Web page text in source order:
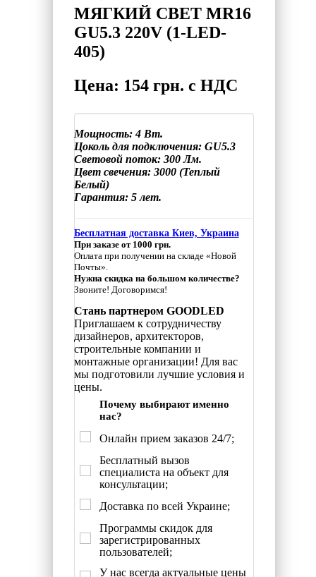
МЯГКИЙ СВЕТ MR16
GU5.3 220V (1-LED-
405)
Цена: 154 грн. с НДС
Мощность: 4 Вт.
Цоколь для подключения: GU5.3
Световой поток: 300 Лм.
Цвет свечения: 3000 (Теплый
Белый)
Гарантия: 5 лет.
Бесплатная доставка Киев, Украина
При заказе от 1000 грн.
Оплата при получении на складе «Новой
Почты».
Нужна скидка на большом количестве?
Звоните! Договоримся!
Стань партнером GOODLED
Приглашаем к сотрудничеству
дизайнеров, архитекторов,
строительные компании и
монтажные организации! Для вас
мы подготовили лучшие условия и
цены.
Почему выбирают именно
нас?
Онлайн прием заказов 24/7;
Бесплатный вызов
специалиста на объект для
консультации;
Доставка по всей Украине;
Программы скидок для
зарегистрированных
пользователей;
У нас всегда актуальные цены